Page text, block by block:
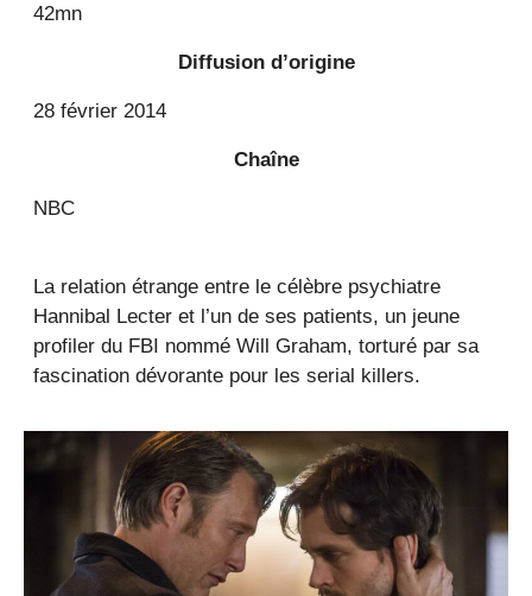
42mn
Diffusion d’origine
28 février 2014
Chaîne
NBC
La relation étrange entre le célèbre psychiatre
Hannibal Lecter et l’un de ses patients, un jeune
profiler du FBI nommé Will Graham, torturé par sa
fascination dévorante pour les serial killers.